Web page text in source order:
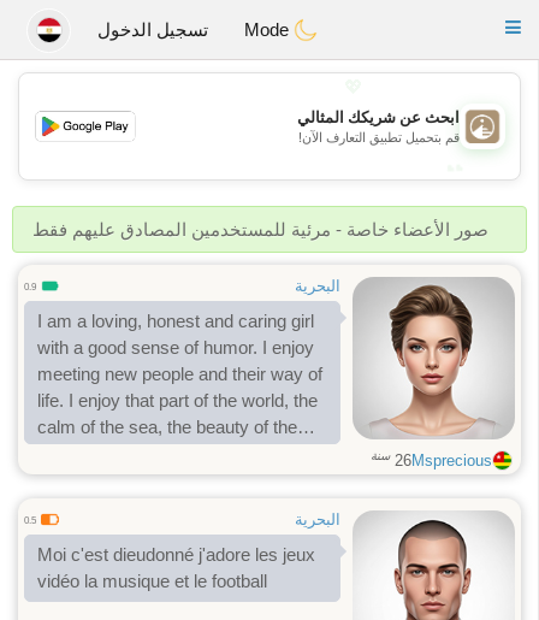
Bahebik
Toggle
تسجيل الدخول
💖
💕
ابحث عن شريكك المثالي
قم بتحميل تطبيق التعارف الآن!
صور الأعضاء خاصة - مرئية للمستخدمين المصادق عليهم فقط
البحرية 0.9
I am a loving, honest and caring girl
with a good sense of humor. I enjoy
meeting new people and their way of
life. I enjoy that part of the world, the
calm of the sea, the beauty of the
has to offer.
Msprecious
26 سنة
البحرية 0.5
Moi c'est dieudonné j'adore les jeux
vidéo la musique et le football